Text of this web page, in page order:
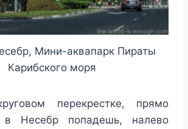
Мини-аквапарк Пираты
Карибского моря
перекрестке, прямо
Несебр попадешь, налево